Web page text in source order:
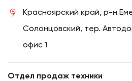
Красноярский край, р-н
Солонцовский, тер.
офис 1
Отдел продаж техники